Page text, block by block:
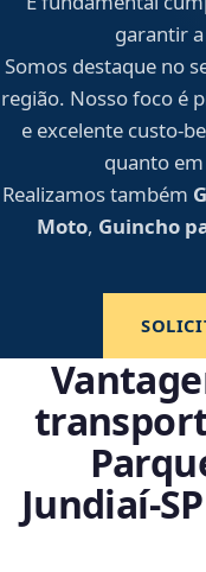
garantir
Somos destaque no
região. Nosso foco é
e excelente custo-
quanto
Realizamos também
Moto, Guincho